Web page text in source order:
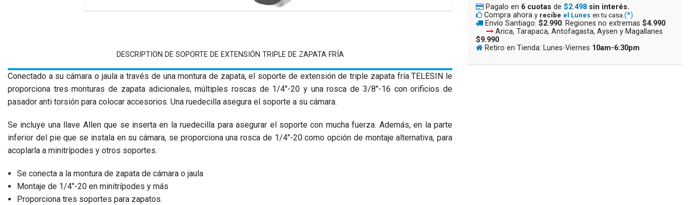
DESCRIPTION DE SOPORTE DE EXTENSIÓN TRIPLE DE ZAPATA FRÍA
Conectado a su cámara o jaula a través de una montura de zapata, el soporte de extensión de triple zapata fría TELESIN le
proporciona tres monturas de zapata adicionales, múltiples roscas de 1/4"-20 y una rosca de 3/8"-16 con orificios de
pasador anti torsión para colocar accesorios. Una ruedecilla asegura el soporte a su cámara.
Se incluye una llave Allen que se inserta en la ruedecilla para asegurar el soporte con mucha fuerza. Además, en la parte
inferior del pie que se instala en su cámara, se proporciona una rosca de 1/4"-20 como opción de montaje alternativa, para
acoplarla a minitrípodes y otros soportes.
Se conecta a la montura de zapata de cámara o jaula
Montaje de 1/4"-20 en minitrípodes y más
Proporciona tres soportes para zapatos.
Pagalo en 6 cuotas de $2.498 sin interés.
Compra ahora y recíbe el Lunes en tu casa. (*)
Envío Santiago: $2.990. Regiones no extremas $4.990
Arica, Tarapaca, Antofagasta, Aysen y Magallanes
$9.990
Retiro en Tienda: Lunes-Viernes 10am-6:30pm